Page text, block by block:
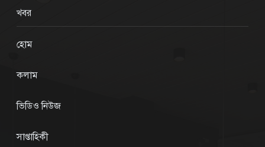
খবর
হোম
কলাম
ভিডিও নিউজ
সাপ্তাহিকী